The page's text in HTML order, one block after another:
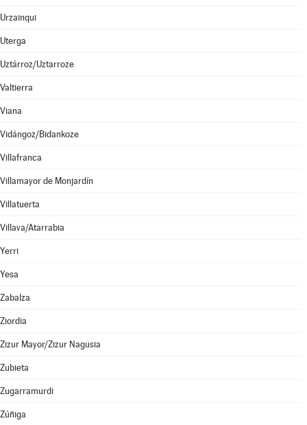
Urzainqui
Uterga
Uztárroz/Uztarroze
Valtierra
Viana
Vidángoz/Bidankoze
Villafranca
Villamayor de Monjardín
Villatuerta
Villava/Atarrabia
Yerri
Yesa
Zabalza
Ziordia
Zizur Mayor/Zizur Nagusia
Zubieta
Zugarramurdi
Zúñiga